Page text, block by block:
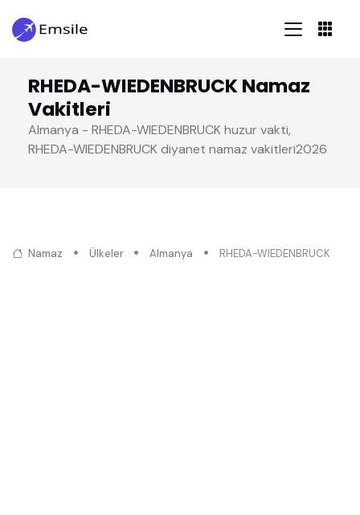
RHEDA-WIEDENBRUCK Namaz
Vakitleri
Almanya - RHEDA-WIEDENBRUCK huzur vakti,
RHEDA-WIEDENBRUCK diyanet namaz vakitleri2026
Namaz Ülkeler Almanya RHEDA-WIEDENBRUCK